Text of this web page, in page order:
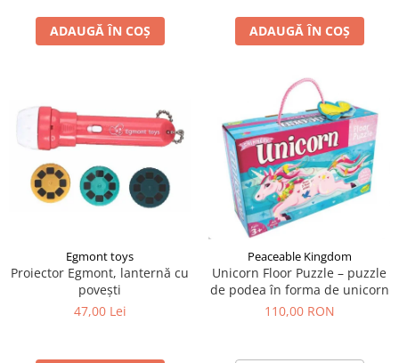
ADAUGĂ ÎN COȘ ADAUGĂ ÎN COȘ
Egmont toys
Proiector Egmont, lanternă cu
povești
47,00 Lei
Peaceable Kingdom
Unicorn Floor Puzzle – puzzle
de podea în forma de unicorn
110,00 RON